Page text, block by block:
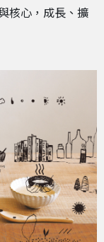
核心，成長、擴